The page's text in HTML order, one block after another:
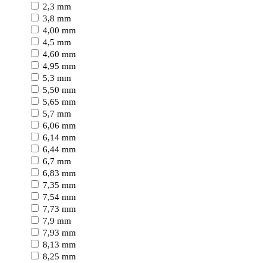
2,3 mm
3,8 mm
4,00 mm
4,5 mm
4,60 mm
4,95 mm
5,3 mm
5,50 mm
5,65 mm
5,7 mm
6,06 mm
6,14 mm
6,44 mm
6,7 mm
6,83 mm
7,35 mm
7,54 mm
7,73 mm
7,9 mm
7,93 mm
8,13 mm
8,25 mm